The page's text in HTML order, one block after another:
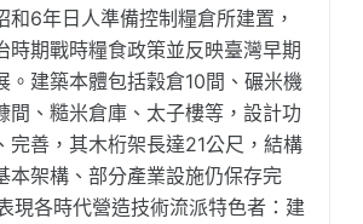
和6年日人準備控制糧倉所建置，
時期戰時糧食政策並反映臺灣早期
。建築本體包括穀倉10間、碾米機
間、糙米倉庫、太子樓等，設計功
完善，其木桁架長達21公尺，結構
本架構、部分產業設施仍保存完
現各時代營造技術流派特色者：建